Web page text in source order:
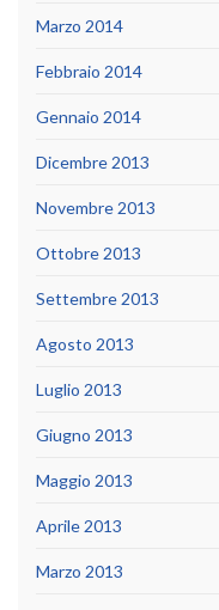
Marzo 2014
Febbraio 2014
Gennaio 2014
Dicembre 2013
Novembre 2013
Ottobre 2013
Settembre 2013
Agosto 2013
Luglio 2013
Giugno 2013
Maggio 2013
Aprile 2013
Marzo 2013